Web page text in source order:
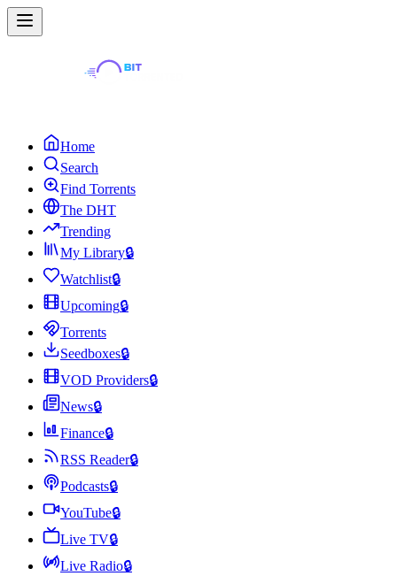
Home
Search
Find Torrents
The DHT
Trending
My Library🔒
Watchlist🔒
Upcoming🔒
Torrents
Seedboxes🔒
VOD Providers🔒
News🔒
Finance🔒
RSS Reader🔒
Podcasts🔒
YouTube🔒
Live TV🔒
Live Radio🔒